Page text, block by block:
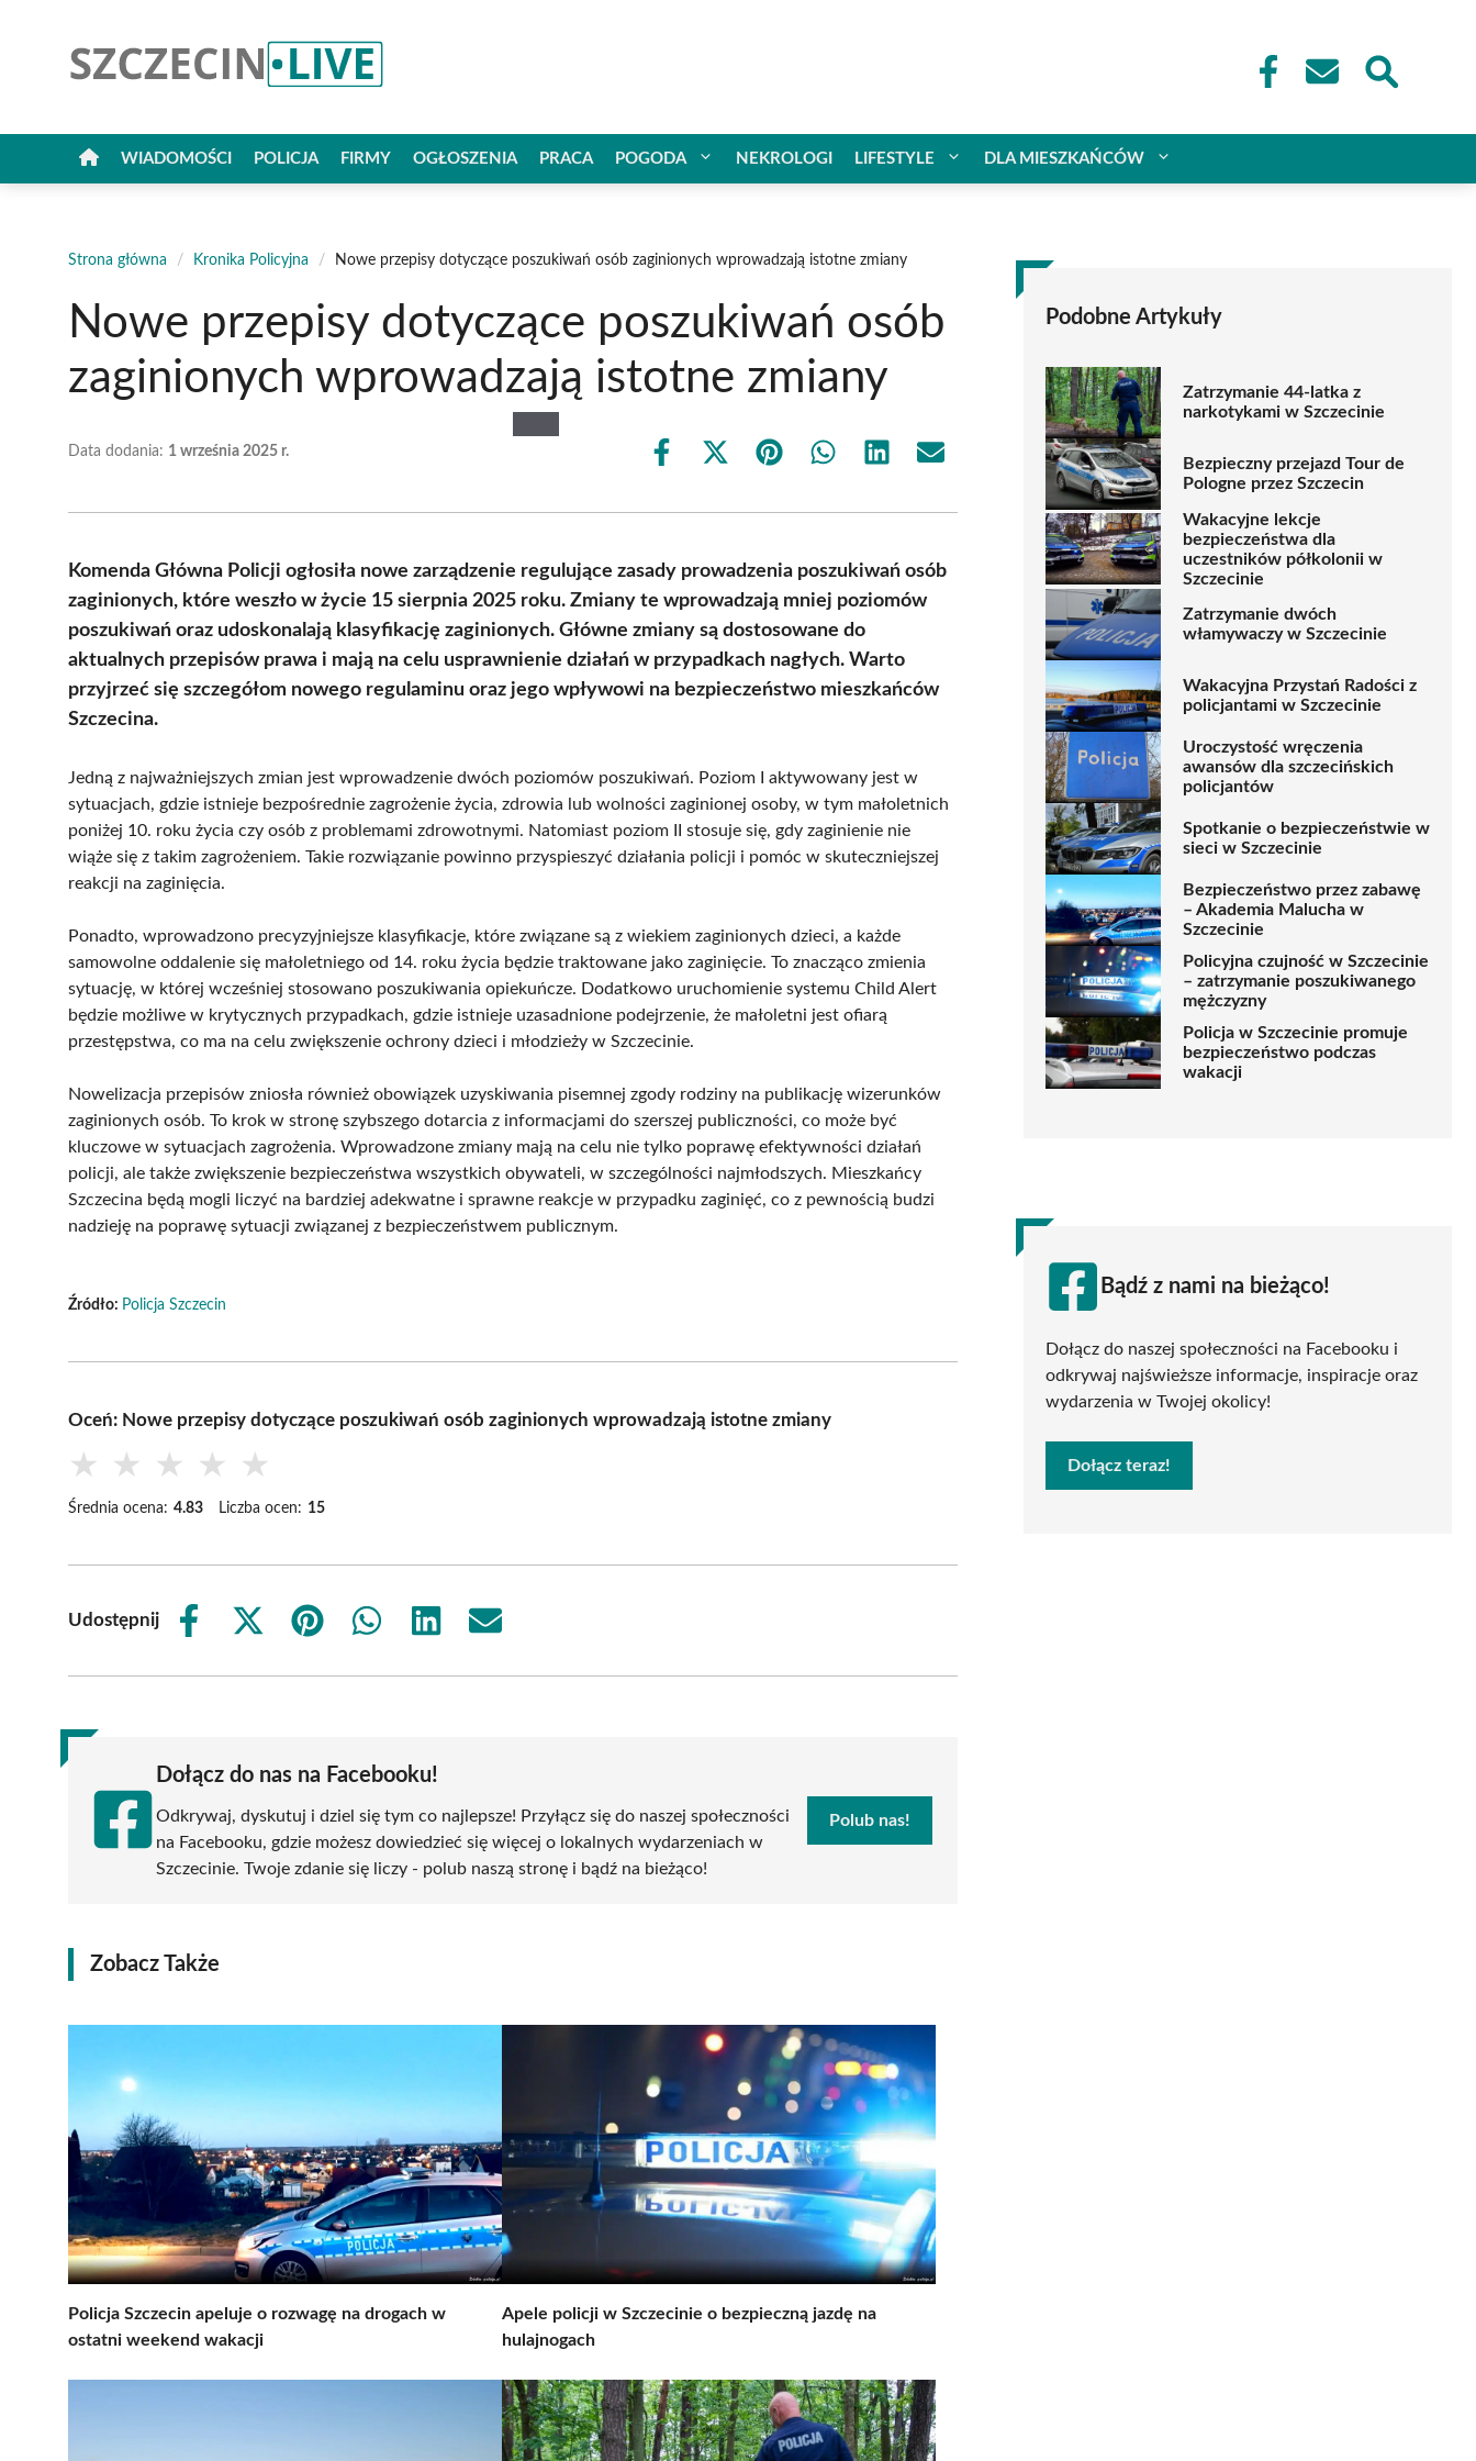
WIADOMOŚCI POLICJA FIRMY OGŁOSZENIA PRACA POGODA NEKROLOGI LIFESTYLE DLA MIESZKAŃCÓW
Strona główna / Kronika Policyjna / Nowe przepisy dotyczące poszukiwań osób zaginionych wprowadzają istotne zmiany
Nowe przepisy dotyczące poszukiwań osób
zaginionych wprowadzają istotne zmiany
Data dodania: 1 września 2025 r.
Share
Share
(Twitter)
Share Share Share Share
Komenda Główna Policji ogłosiła nowe zarządzenie regulujące zasady prowadzenia poszukiwań osób
zaginionych, które weszło w życie 15 sierpnia 2025 roku. Zmiany te wprowadzają mniej poziomów
poszukiwań oraz udoskonalają klasyfikację zaginionych. Główne zmiany są dostosowane do
aktualnych przepisów prawa i mają na celu usprawnienie działań w przypadkach nagłych. Warto
przyjrzeć się szczegółom nowego regulaminu oraz jego wpływowi na bezpieczeństwo mieszkańców
Szczecina.
Jedną z najważniejszych zmian jest wprowadzenie dwóch poziomów poszukiwań. Poziom I aktywowany jest w
sytuacjach, gdzie istnieje bezpośrednie zagrożenie życia, zdrowia lub wolności zaginionej osoby, w tym małoletnich
poniżej 10. roku życia czy osób z problemami zdrowotnymi. Natomiast poziom II stosuje się, gdy zaginienie nie
wiąże się z takim zagrożeniem. Takie rozwiązanie powinno przyspieszyć działania policji i pomóc w skuteczniejszej
reakcji na zaginięcia.
Ponadto, wprowadzono precyzyjniejsze klasyfikacje, które związane są z wiekiem zaginionych dzieci, a każde
samowolne oddalenie się małoletniego od 14. roku życia będzie traktowane jako zaginięcie. To znacząco zmienia
sytuację, w której wcześniej stosowano poszukiwania opiekuńcze. Dodatkowo uruchomienie systemu Child Alert
będzie możliwe w krytycznych przypadkach, gdzie istnieje uzasadnione podejrzenie, że małoletni jest ofiarą
przestępstwa, co ma na celu zwiększenie ochrony dzieci i młodzieży w Szczecinie.
Nowelizacja przepisów zniosła również obowiązek uzyskiwania pisemnej zgody rodziny na publikację wizerunków
zaginionych osób. To krok w stronę szybszego dotarcia z informacjami do szerszej publiczności, co może być
kluczowe w sytuacjach zagrożenia. Wprowadzone zmiany mają na celu nie tylko poprawę efektywności działań
policji, ale także zwiększenie bezpieczeństwa wszystkich obywateli, w szczególności najmłodszych. Mieszkańcy
Szczecina będą mogli liczyć na bardziej adekwatne i sprawne reakcje w przypadku zaginięć, co z pewnością budzi
nadzieję na poprawę sytuacji związanej z bezpieczeństwem publicznym.
Źródło: Policja Szczecin
Oceń: Nowe przepisy dotyczące poszukiwań osób zaginionych wprowadzają istotne zmiany
★ ★ ★ ★ ★
Średnia ocena: 4.83 Liczba ocen: 15
Udostępnij
Share
Share
(Twitter)
Share
Share
Share
Share
Dołącz do nas na Facebooku!
Odkrywaj, dyskutuj i dziel się tym co najlepsze! Przyłącz się do naszej społeczności
na Facebooku, gdzie możesz dowiedzieć się więcej o lokalnych wydarzeniach w
Szczecinie. Twoje zdanie się liczy - polub naszą stronę i bądź na bieżąco!
Polub nas!
Zobacz Także
Policja Szczecin apeluje o rozwagę na drogach w
ostatni weekend wakacji
Apele policji w Szczecinie o bezpieczną jazdę na
hulajnogach
Podobne Artykuły
Zatrzymanie 44-latka z
narkotykami w Szczecinie
Bezpieczny przejazd Tour de
Pologne przez Szczecin
Wakacyjne lekcje
bezpieczeństwa dla
uczestników półkolonii w
Szczecinie
Zatrzymanie dwóch
włamywaczy w Szczecinie
Wakacyjna Przystań Radości z
policjantami w Szczecinie
Uroczystość wręczenia
awansów dla szczecińskich
policjantów
Spotkanie o bezpieczeństwie w
sieci w Szczecinie
Bezpieczeństwo przez zabawę
– Akademia Malucha w
Szczecinie
Policyjna czujność w Szczecinie
– zatrzymanie poszukiwanego
mężczyzny
Policja w Szczecinie promuje
bezpieczeństwo podczas
wakacji
Bądź z nami na bieżąco!
Dołącz do naszej społeczności na Facebooku i
odkrywaj najświeższe informacje, inspiracje oraz
wydarzenia w Twojej okolicy!
Dołącz teraz!